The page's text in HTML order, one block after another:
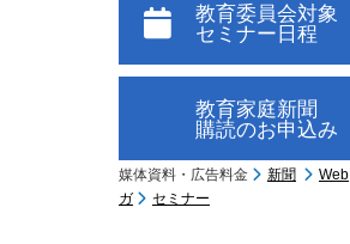
教育委員会対象
セミナー日程
教育家庭新聞
購読のお申込み
媒体資料・広告料金 新聞 Web
ガ
セミナー